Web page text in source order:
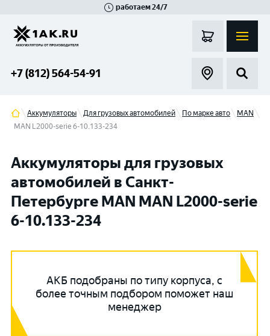
работаем 24/7
+7 (812) 564-54-91
Аккумуляторы Для грузовых автомобилей По марке авто
MAN
MAN L2000-serie 6-10.133-234
Аккумуляторы для грузовых
автомобилей в Санкт-
Петербурге MAN MAN L2000-serie
6-10.133-234
АКБ подобраны по типу корпуса, с
более точным подбором поможет наш
менеджер
Гатчина